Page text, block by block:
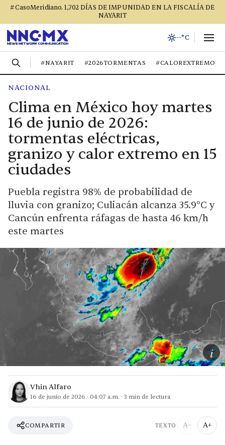
#CasoMeridiano. 1,702 DÍAS DE IMPUNIDAD EN LA FISCALÍA DE
NAYARIT
--°C
#NAYARIT #2026TORMENTAS #CALOREXTREMO
NACIONAL
Clima en México hoy martes
16 de junio de 2026:
tormentas eléctricas,
granizo y calor extremo en 15
ciudades
Puebla registra 98% de probabilidad de
lluvia con granizo; Culiacán alcanza 35.9°C y
Cancún enfrenta ráfagas de hasta 46 km/h
este martes
i
Vhin Alfaro
16 de junio de 2026 · 04:07 a.m. · 3 min de lectura
COMPARTIR TEXTO A− A+